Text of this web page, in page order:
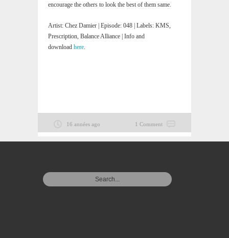
encourage the others to look the best of them same.
Artist: Chez Damier | Episode: 048 | Labels: KMS,
Prescription, Balance Alliance | Info and
download here
16 années ago 1 Comment